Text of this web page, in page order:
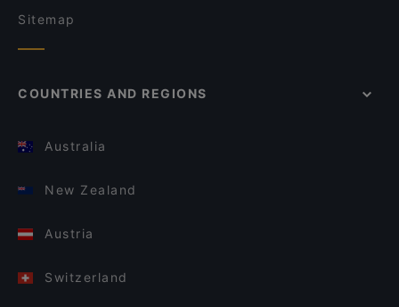
Sitemap
COUNTRIES AND REGIONS
Australia
New Zealand
Austria
Switzerland